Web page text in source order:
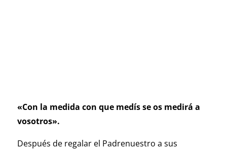
«Con la medida con que medís se os medirá a
vosotros».
Después de regalar el Padrenuestro a sus